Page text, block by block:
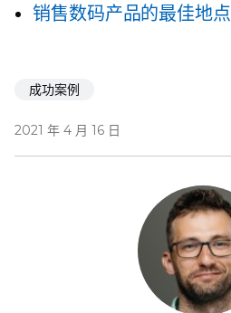
销售数码产品的最佳地点
成功案例
2021 年 4 月 16 日